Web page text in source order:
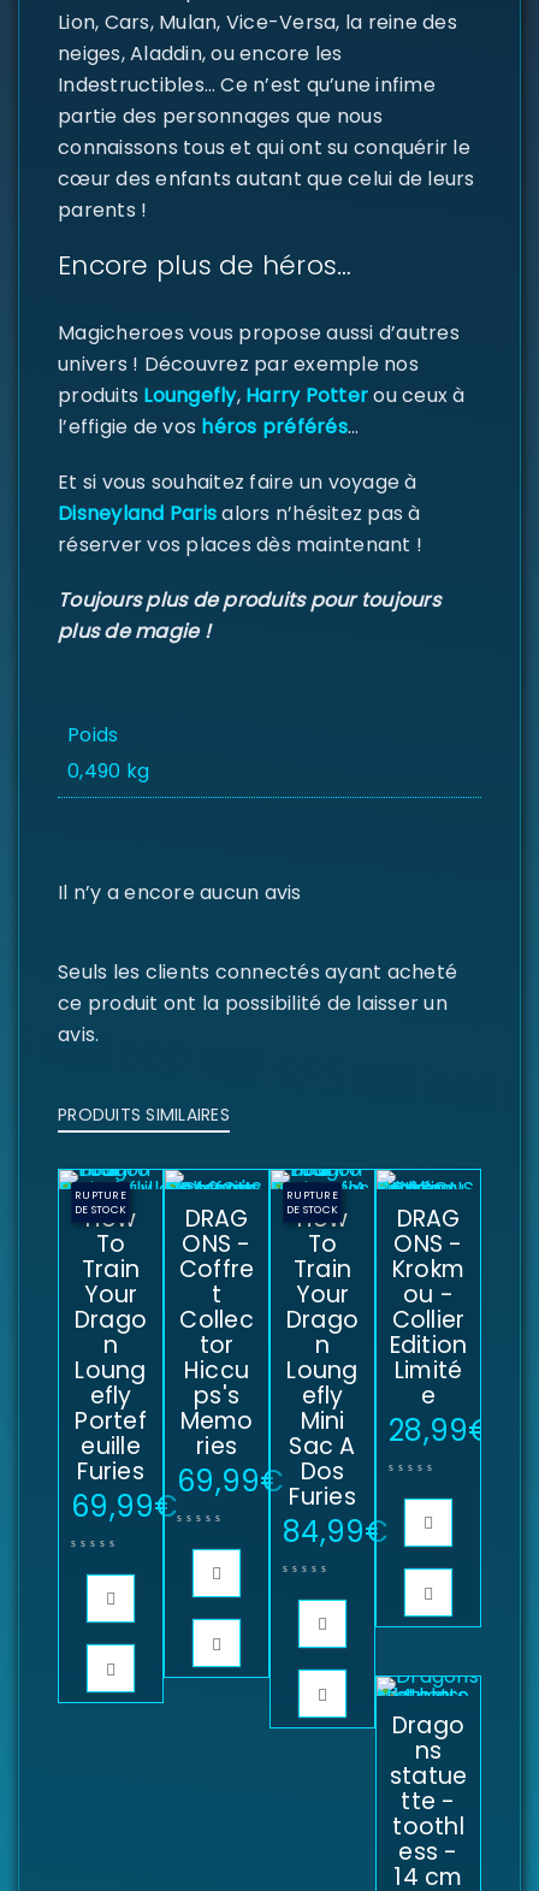
CONNECTER
ou e-mail
de passe*
Se souvenir de moi
SE CONNECTER
DE PASSE PERDU ?
Lion, Cars, Mulan, Vice-Versa, la reine des
neiges, Aladdin, ou encore les
Indestructibles… Ce n’est qu’une infime
partie des personnages que nous
connaissons tous et qui ont su conquérir le
cœur des enfants autant que celui de leurs
parents !
Encore plus de héros…
Magicheroes vous propose aussi d’autres
univers ! Découvrez par exemple nos
produits Loungefly,Harry Potterou ceux à
l’effigie de vos héros préférés…
Et si vous souhaitez faire un voyage à
Disneyland Parisalors n’hésitez pas à
réserver vos places dès maintenant !
Toujours plus de produits pour toujours
plus de magie !
Poids
0,490 kg
Il n’y a encore aucun avis
Seuls les clients connectés ayant acheté
ce produit ont la possibilité de laisser un
avis.
PRODUITS SIMILAIRES
RUPTURE
DE STOCK
How
To
Train
Your
Drago
n
Loung
efly
Portef
euille
Furies
69,99€
DRAG
ONS -
Coffre
t
Collec
tor
Hiccu
ps's
Memo
ries
69,99€
RUPTURE
DE STOCK
How
To
Train
Your
Drago
n
Loung
efly
Mini
Sac A
Dos
Furies
84,99€
DRAG
ONS -
Krokm
ou -
Collier
Edition
Limité
e
28,99€
Drago
ns
statue
tte -
toothl
ess -
14 cm